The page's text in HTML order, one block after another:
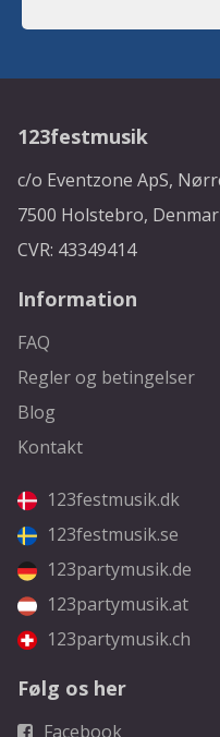
123festmusik
c/o Eventzone ApS,
7500 Holstebro,
CVR: 43349414
Information
FAQ
Regler og betingelser
Blog
Kontakt
123festmusik.dk
123festmusik.se
123partymusik.de
123partymusik.at
123partymusik.ch
Følg os her
Facebook